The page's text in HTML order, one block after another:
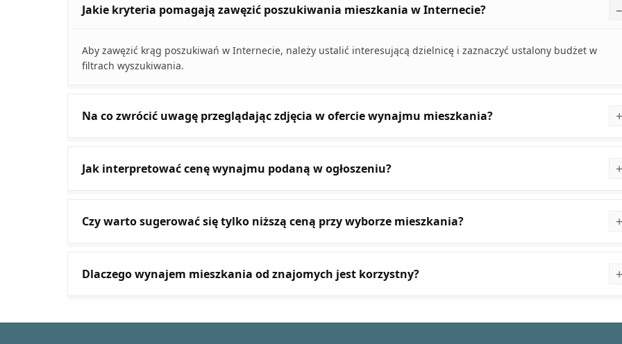
Jakie kryteria pomagają zawęzić poszukiwania mieszkania w Internecie?
Aby zawęzić krąg poszukiwań w Internecie, należy ustalić interesującą dzielnicę i zaznaczyć ustalony budżet w
filtrach wyszukiwania.
Na co zwrócić uwagę przeglądając zdjęcia w ofercie wynajmu mieszkania?
Jak interpretować cenę wynajmu podaną w ogłoszeniu?
Czy warto sugerować się tylko niższą ceną przy wyborze mieszkania?
Dlaczego wynajem mieszkania od znajomych jest korzystny?